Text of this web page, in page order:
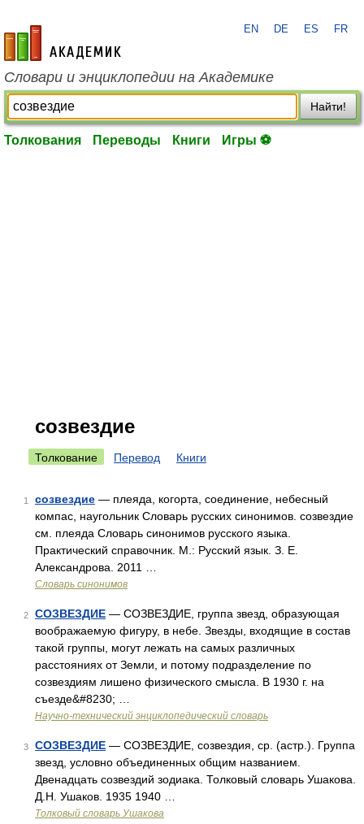
academic.ru
EN DE ES FR
Словари и энциклопедии на Академике
Найти!
Толкования Переводы Книги Игры ⚽
созвездие
Толкование Перевод Книги
1 созвездие — плеяда, когорта, соединение, небесный
компас, наугольник Словарь русских синонимов. созвездие
см. плеяда Словарь синонимов русского языка.
Практический справочник. М.: Русский язык. З. Е.
Александрова. 2011 …
Словарь синонимов
2 СОЗВЕЗДИЕ — СОЗВЕЗДИЕ, группа звезд, образующая
воображаемую фигуру, в небе. Звезды, входящие в состав
такой группы, могут лежать на самых различных
расстояниях от Земли, и потому подразделение по
созвездиям лишено физического смысла. В 1930 г. на
съезде&#8230; …
Научно-технический энциклопедический словарь
3 СОЗВЕЗДИЕ — СОЗВЕЗДИЕ, созвездия, ср. (астр.). Группа
звезд, условно объединенных общим названием.
Двенадцать созвездий зодиака. Толковый словарь Ушакова.
Д.Н. Ушаков. 1935 1940 …
Толковый словарь Ушакова